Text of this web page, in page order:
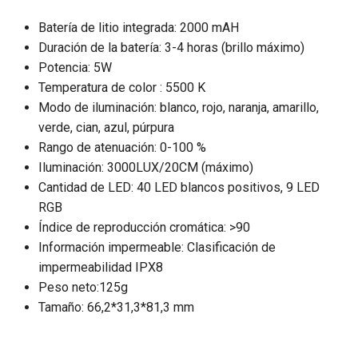
Batería de litio integrada: 2000 mAH
Duración de la batería: 3-4 horas (brillo máximo)
Potencia: 5W
Temperatura de color : 5500 K
Modo de iluminación: blanco, rojo, naranja, amarillo,
verde, cian, azul, púrpura
Rango de atenuación: 0-100 %
Iluminación: 3000LUX/20CM (máximo)
Cantidad de LED: 40 LED blancos positivos, 9 LED
RGB
Índice de reproducción cromática: >90
Información impermeable: Clasificación de
impermeabilidad IPX8
Peso neto:125g
Tamaño: 66,2*31,3*81,3 mm